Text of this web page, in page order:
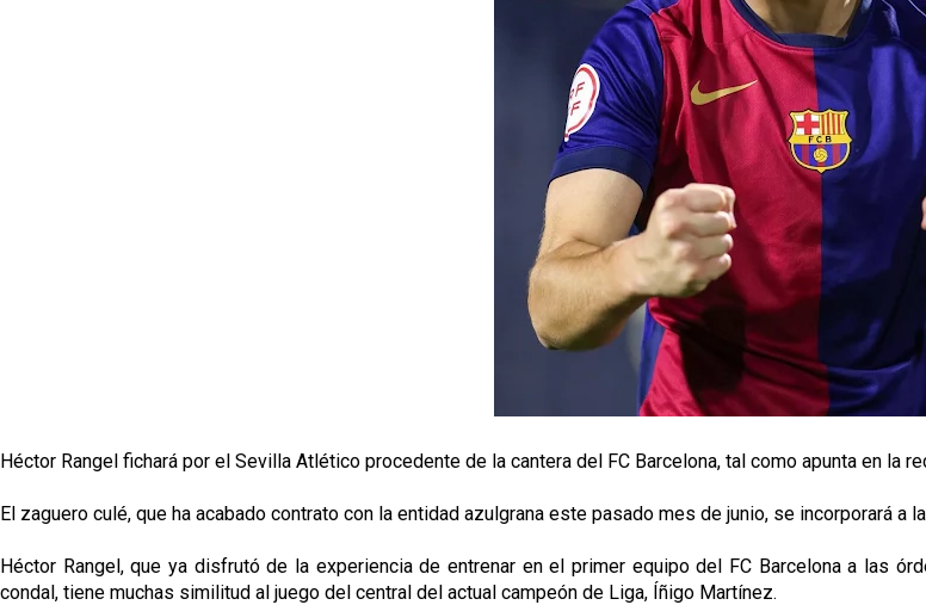
Héctor Rangel fichará por el Sevilla Atlético procedente de la cantera del FC Barcelona, tal como apunta en la
El zaguero culé, que ha acabado contrato con la entidad azulgrana este pasado mes de junio, se incorporará
Héctor Rangel, que ya disfrutó de la experiencia de entrenar en el primer equipo del FC Barcelona a las
condal, tiene muchas similitud al juego del central del actual campeón de Liga, Íñigo Martínez.